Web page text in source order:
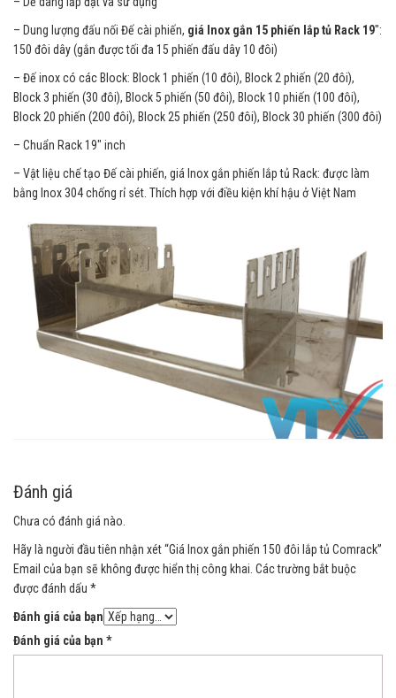
– Dung lượng đấu nối Đế cài phiến, giá Inox gắn 15 phiến lắp tủ Rack 19″:
150 đôi dây (gắn được tối đa 15 phiến đấu dây 10 đôi)
– Đế inox có các Block: Block 1 phiến (10 đôi), Block 2 phiến (20 đôi),
Block 3 phiến (30 đôi), Block 5 phiến (50 đôi), Block 10 phiến (100 đôi),
Block 20 phiến (200 đôi), Block 25 phiến (250 đôi), Block 30 phiến (300 đôi)
– Chuẩn Rack 19″ inch
– Vật liệu chế tạo Đế cài phiến, giá Inox gắn phiến lắp tủ Rack: được làm
bằng Inox 304 chống rỉ sét. Thích hợp với điều kiện khí hậu ở Việt Nam
Đánh giá
Chưa có đánh giá nào.
Hãy là người đầu tiên nhận xét “Giá Inox gắn phiến 150 đôi lắp tủ Comrack”
Email của bạn sẽ không được hiển thị công khai. Các trường bắt buộc
được đánh dấu *
Đánh giá của bạn
Đánh giá của bạn *